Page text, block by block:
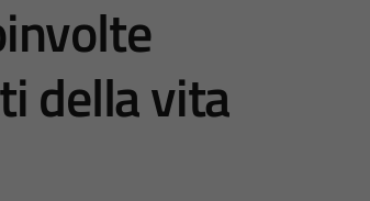
della vita